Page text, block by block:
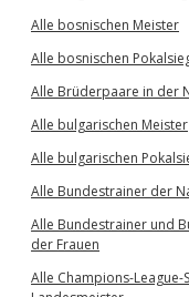
Alle bosnischen Meister
Alle bosnischen
Alle Brüderpaare in der
Alle bulgarischen Meister
Alle bulgarischen
Alle Bundestrainer der
Alle Bundestrainer und
der Frauen
Alle Champions-